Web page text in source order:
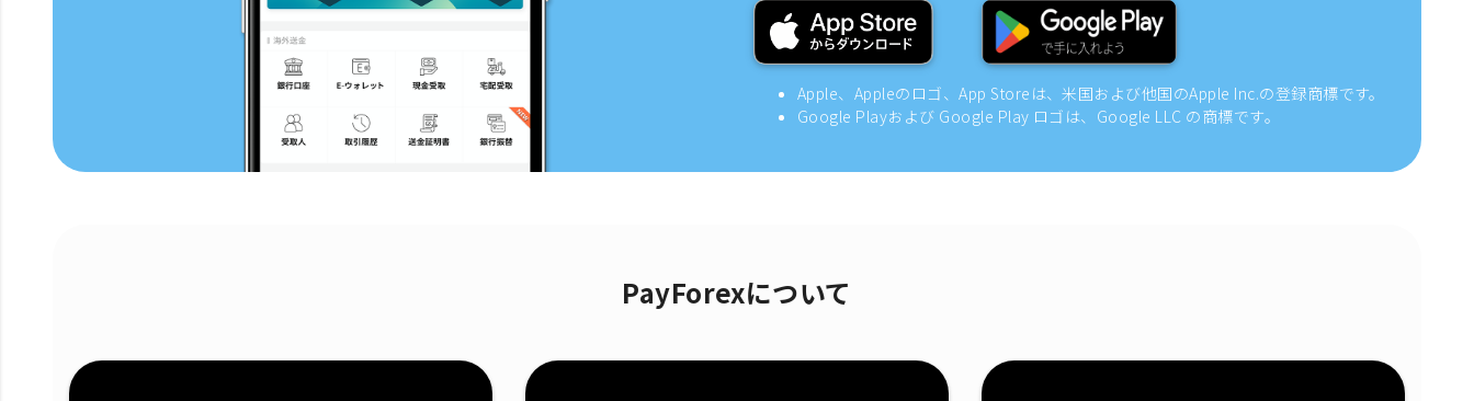
Apple、Appleのロゴ、App Storeは、米国および他国のApple Inc.の登録商標です。
Google Playおよび Google Play ロゴは、Google LLC の商標です。
PayForexについて